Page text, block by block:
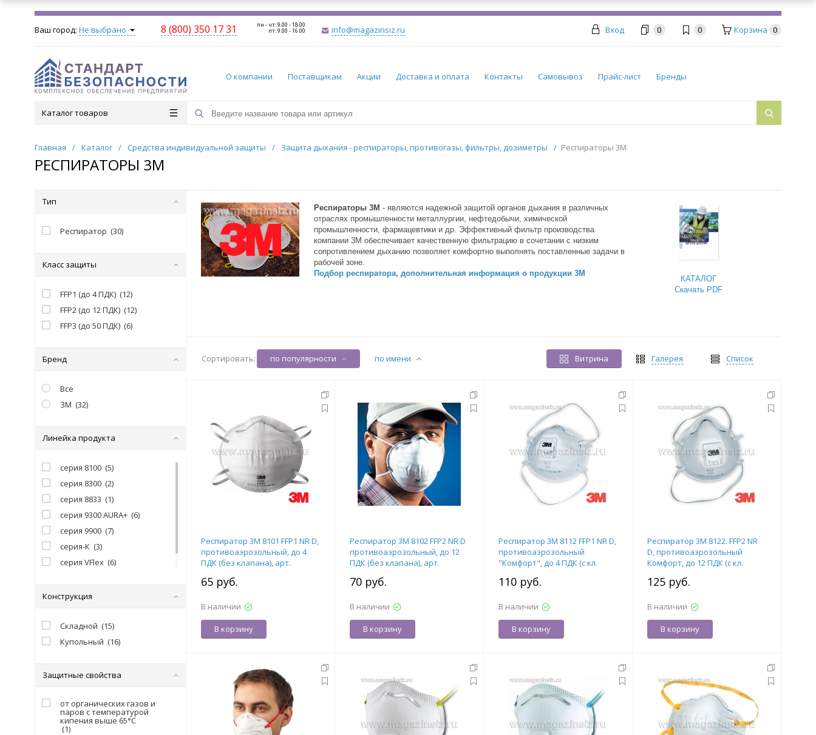
Ваш город: Не выбрано 8 (800) 350 17 31 пн - чт: 9.00 - 18.00
пт: 9.00 - 16.00 info@magazinsiz.ru Вход 0 0 Корзина 0
О компании Поставщикам Акции Доставка и оплата Контакты Самовывоз Прайс-лист Бренды
Каталог товаров
Главная / Каталог / Средства индивидуальной защиты / Защита дыхания - респираторы, противогазы, фильтры, дозиметры / Респираторы 3М
РЕСПИРАТОРЫ 3М
Тип
Респиратор (30)
Класс защиты
FFP1 (до 4 ПДК) (12)
FFP2 (до 12 ПДК) (12)
FFP3 (до 50 ПДК) (6)
Бренд
Все
ЗМ (32)
Линейка продукта
серия 8100 (5)
серия 8300 (2)
серия 8833 (1)
серия 9300 AURA+ (6)
серия 9900 (7)
серия-К (3)
серия VFlex (6)
Конструкция
Складной (15)
Купольный (16)
Защитные свойства
от органических газов и
паров с температурой
кипения выше 65°C
(1)
Респираторы 3М - являются надежной защитой органов дыхания в различных
отраслях промышленности металлургии, нефтедобычи, химической
промышленности, фармацевтики и др. Эффективный фильтр производства
компании 3М обеспечивает качественную фильтрацию в сочетании с низким
сопротивлением дыханию позволяет комфортно выполнять поставленные задачи в
рабочей зоне.
Подбор респиратора, дополнительная информация о продукции 3М
КАТАЛОГ
Скачать PDF
Список
Галерея
Витрина
Сортировать: по популярности по имени
Респиратор 3М 8101 FFP1 NR D,
противоаэрозольный, до 4
ПДК (без клапана), арт.
65 руб.
В наличии
В корзину
Респиратор 3М 8102 FFP2 NR D
противоаэрозольный, до 12
ПДК (без клапана), арт.
70 руб.
В наличии
В корзину
Респиратор 3М 8112 FFP1 NR D,
противоаэрозольный
"Комфорт", до 4 ПДК (с кл.
110 руб.
В наличии
В корзину
Респиратор 3М 8122. FFP2 NR
D, противоаэрозольный
Комфорт, до 12 ПДК (c кл.
125 руб.
В наличии
В корзину